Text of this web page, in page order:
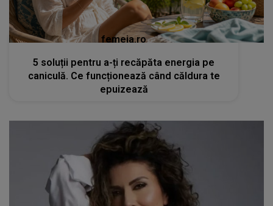
femeia.ro
5 soluții pentru a-ți recăpăta energia pe
caniculă. Ce funcționează când căldura te
epuizează